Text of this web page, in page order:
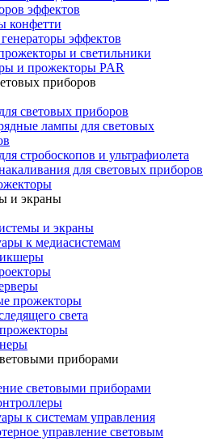
эффектов
эффектов
и светильники
и прожекторы PAR
приборов
световых приборов
лампы для световых
стробоскопов и ультрафиолета
для световых приборов
и экраны
и экраны
к медиасистемам
прожекторы
света
приборами
световыми приборами
к системам управления
управление световым